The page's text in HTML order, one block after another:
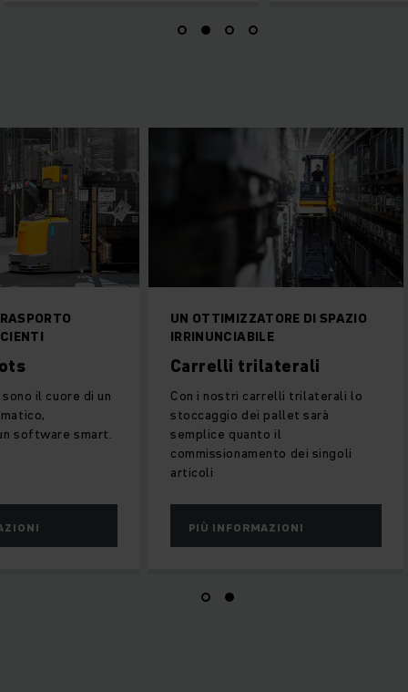
DI TRASPORTO
EFFICIENTI
Robots
Robots sono il cuore di un
automatico,
da un software smart.
UN OTTIMIZZATORE DI
IRRINUNCIABILE
Carrelli trilaterali
Con i nostri carrelli trilaterali
stoccaggio dei pallet sarà
semplice quanto il
commissionamento dei singoli
PIÙ INFORMAZIONI